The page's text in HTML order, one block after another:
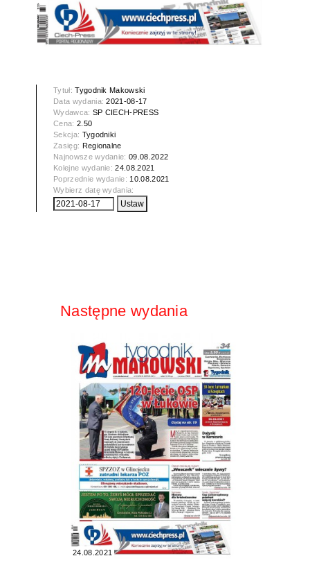
Tytuł:Tygodnik Makowski
Data wydania:2021-08-17
Wydawca: SP CIECH-PRESS
Cena: 2.50
Sekcja: Tygodniki
Zasięg: Regionalne
Najnowsze wydanie:09.08.2022
Kolejne wydanie:24.08.2021
Poprzednie wydanie: 10.08.2021
Wybierz datę wydania:
Następne wydania
24.08.2021